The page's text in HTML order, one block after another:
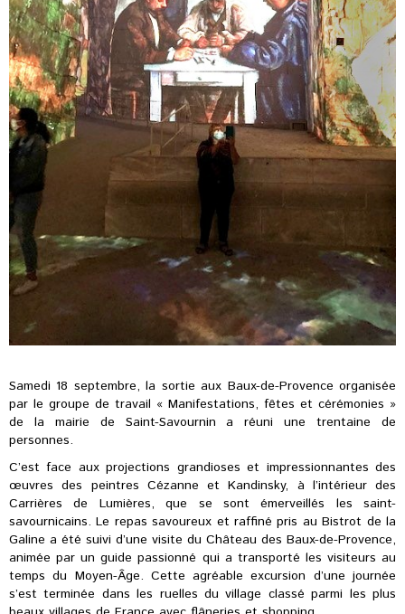
Samedi 18 septembre, la sortie aux Baux-de-Provence organisée
par le groupe de travail « Manifestations, fêtes et cérémonies »
de la mairie de Saint-Savournin a réuni une trentaine de
personnes.
C’est face aux projections grandioses et impressionnantes des
œuvres des peintres Cézanne et Kandinsky, à l’intérieur des
Carrières de Lumières, que se sont émerveillés les saint-
savournicains. Le repas savoureux et raffiné pris au Bistrot de la
Galine a été suivi d’une visite du Château des Baux-de-Provence,
animée par un guide passionné qui a transporté les visiteurs au
temps du Moyen-Âge. Cette agréable excursion d’une journée
s’est terminée dans les ruelles du village classé parmi les plus